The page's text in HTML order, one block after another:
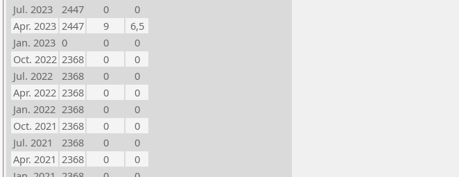
Jul. 2023
2447 0
0
Apr. 2023 2447 9
6,5
Jan. 2023 0 0
0
Oct. 2022 2368 0
0
Jul. 2022
2368 0
0
Apr. 2022 2368 0
0
Jan. 2022 2368 0
0
Oct. 2021 2368 0
0
Jul. 2021
2368 0
0
Apr. 2021 2368 0
0